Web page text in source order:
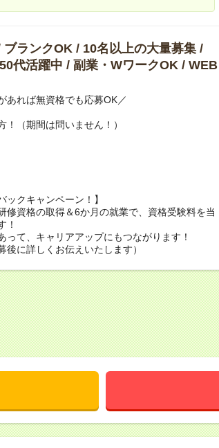
ランクOK / 10名以上の大量募集 /
代活躍中 / 副業・WワークOK / WEB
あれば無資格でも応募OK／
！（期間は問いません！）
ックキャンペーン！】
修資格の取得＆6か月の就業で、資格受験料を当
！
って、キャリアアップにもつながります！
後に詳しくお伝えいたします）